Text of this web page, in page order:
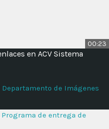
00:23
en ACV Sistema
de Imágenes